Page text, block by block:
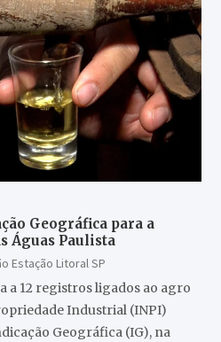
Geográfica para a
Águas Paulista
Estação Litoral SP
a 12 registros ligados ao agro
Industrial (INPI)
Geográfica (IG), na